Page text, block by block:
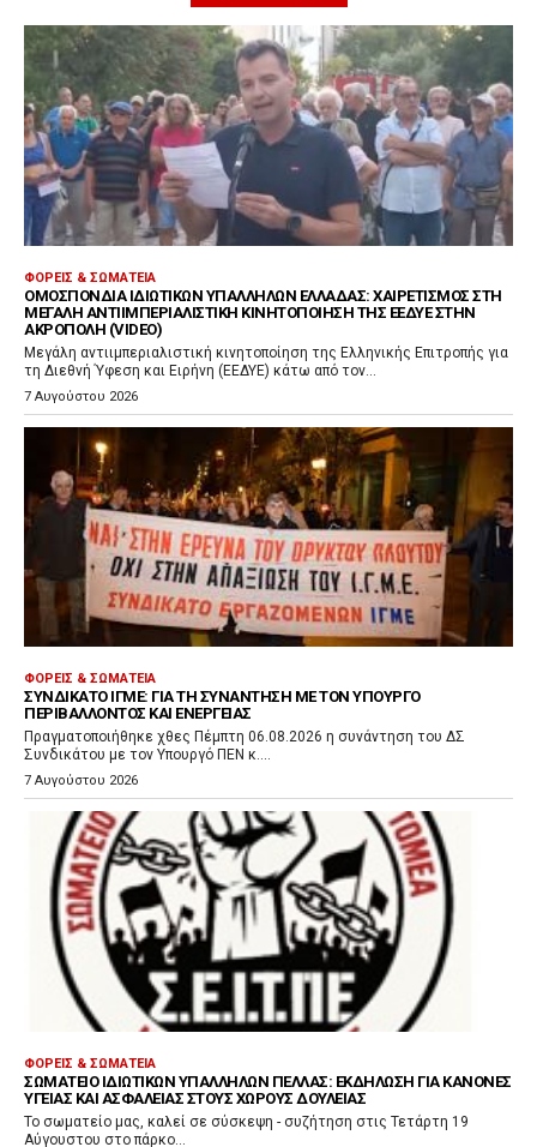
ΦΟΡΕΊΣ & ΣΩΜΑΤΕΊΑ
ΟΜΟΣΠΟΝΔΊΑ ΙΔΙΩΤΙΚΏΝ ΥΠΑΛΛΉΛΩΝ ΕΛΛΆΔΑΣ: ΧΑΙΡΕΤΙΣΜΌΣ ΣΤΗ
ΜΕΓΆΛΗ ΑΝΤΙΙΜΠΕΡΙΑΛΙΣΤΙΚΉ ΚΙΝΗΤΟΠΟΊΗΣΗ ΤΗΣ ΕΕΔΥΕ ΣΤΗΝ
ΑΚΡΌΠΟΛΗ (VIDEO)
Μεγάλη αντιιμπεριαλιστική κινητοποίηση της Ελληνικής Επιτροπής για
τη Διεθνή Ύφεση και Ειρήνη (ΕΕΔΥΕ) κάτω από τον...
7 Αυγούστου 2026
ΦΟΡΕΊΣ & ΣΩΜΑΤΕΊΑ
ΣΥΝΔΙΚΆΤΟ ΙΓΜΕ: ΓΙΑ ΤΗ ΣΥΝΆΝΤΗΣΗ ΜΕ ΤΟΝ ΥΠΟΥΡΓΌ
ΠΕΡΙΒΆΛΛΟΝΤΟΣ ΚΑΙ ΕΝΈΡΓΕΙΑΣ
Πραγματοποιήθηκε χθες Πέμπτη 06.08.2026 η συνάντηση του ΔΣ
Συνδικάτου με τον Υπουργό ΠΕΝ κ....
7 Αυγούστου 2026
ΦΟΡΕΊΣ & ΣΩΜΑΤΕΊΑ
ΣΩΜΑΤΕΊΟ ΙΔΙΩΤΙΚΏΝ ΥΠΑΛΛΉΛΩΝ ΠΈΛΛΑΣ: ΕΚΔΉΛΩΣΗ ΓΙΑ ΚΑΝΌΝΕΣ
ΥΓΕΊΑΣ ΚΑΙ ΑΣΦΆΛΕΙΑΣ ΣΤΟΥΣ ΧΏΡΟΥΣ ΔΟΥΛΕΙΆΣ
Το σωματείο μας, καλεί σε σύσκεψη - συζήτηση στις Τετάρτη 19
Αύγουστου στο πάρκο...